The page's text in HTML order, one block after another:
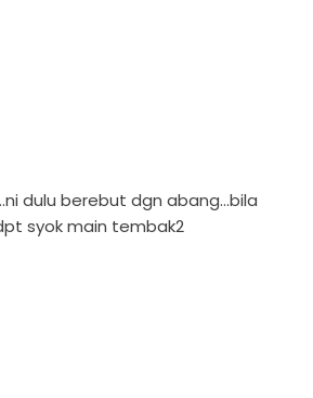
dulu berebut dgn abang...bila
syok main tembak2